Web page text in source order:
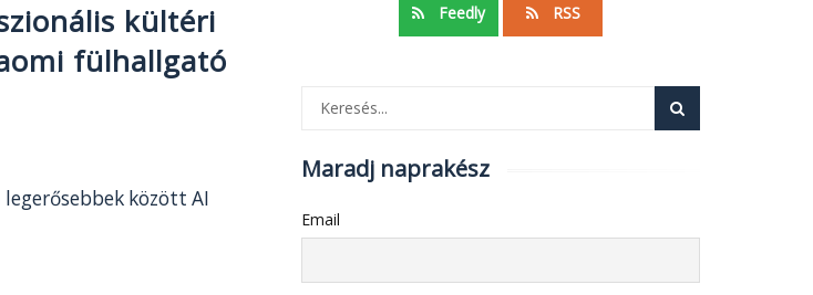
kültéri
fülhallgató
között AI
Feedly RSS
Maradj naprakész
Email